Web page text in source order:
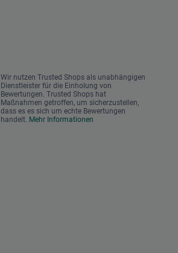
Wir nutzen Trusted Shops als unabhängigen
Dienstleister für die Einholung von
Bewertungen. Trusted Shops hat
Maßnahmen getroffen, um sicherzustellen,
dass es es sich um echte Bewertungen
handelt. Mehr Informationen